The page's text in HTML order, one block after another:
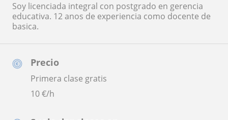
Precio
Primera clase gratis
10€/h
Soy licenciada integral con postgrado en gerencia
educativa. 12 anos de experiencia como docente de
basica.